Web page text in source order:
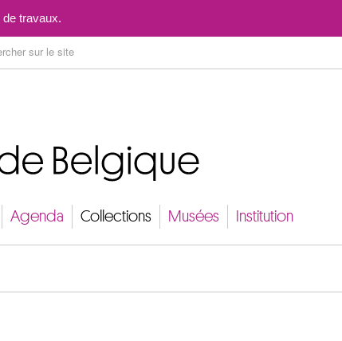
travaux.
Agenda Collections Musées Institution